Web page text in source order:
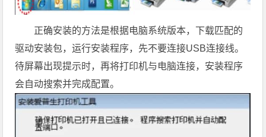
正确安装的方法是根据电脑系统版本，下载匹配的
驱动安装包，运行安装程序，先不要连接USB连接线。
待屏幕出现提示时，再将打印机与电脑连接，安装程序
会自动搜索并完成配置。